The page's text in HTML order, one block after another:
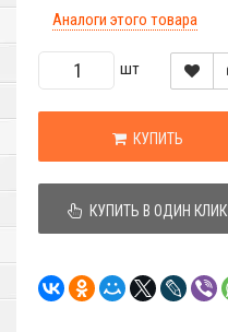
Аналоги этого товара
шт
КУПИТЬ
КУПИТЬ В ОДИН КЛИК